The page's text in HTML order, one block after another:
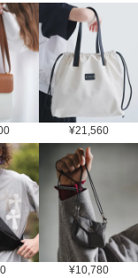
¥21,560
¥10,780